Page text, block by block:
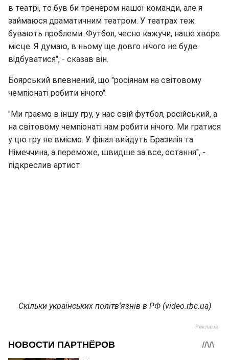
в театрі, то був би тренером нашої команди, але я
займаюся драматичним театром. У театрах теж
бувають проблеми. Футбол, чесно кажучи, наше хворе
місце. Я думаю, в ньому ще довго нічого не буде
відбуватися", - сказав він.
Боярський впевнений, що "росіянам на світовому
чемпіонаті робити нічого".
"Ми граємо в іншу гру, у нас свій футбол, російський, а
на світовому чемпіонаті нам робити нічого. Ми гратися
у цю гру не вміємо. У фінал вийдуть Бразилія та
Німеччина, а переможе, швидше за все, остання", -
підкреслив артист.
Скільки українських політв'язнів в РФ (video.rbc.ua)